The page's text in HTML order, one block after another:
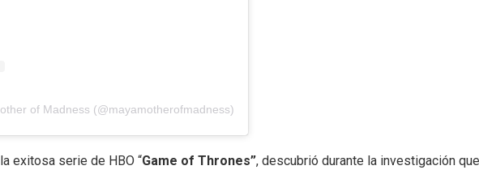
of Madness (@mayamotherofmadness)
exitosa serie de HBO “Game of Thrones”, descubrió durante la investigación que